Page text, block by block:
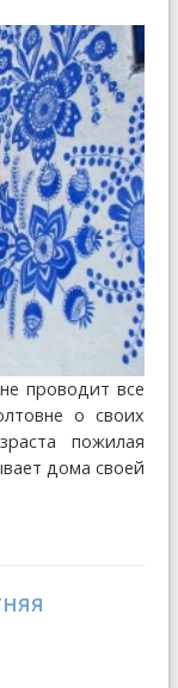
проводит всe
о своих
пожилая
дома своей